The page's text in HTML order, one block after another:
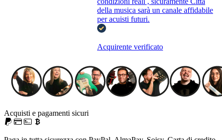
della musica sarà un canale affidabile
per acuisti futuri.
Acquirente verificato
Acquisti e pagamenti sicuri